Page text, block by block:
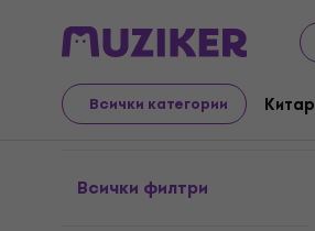
Всички категории
Музикални инструменти
Слушалки
Всички филтри